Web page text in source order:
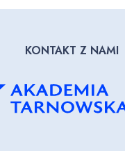
KONTAKT Z NAMI